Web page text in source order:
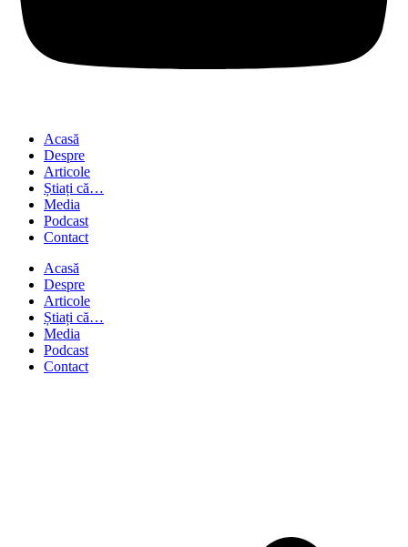
Acasă
Despre
Articole
Știați că…
Media
Podcast
Contact
Acasă
Despre
Articole
Știați că…
Media
Podcast
Contact